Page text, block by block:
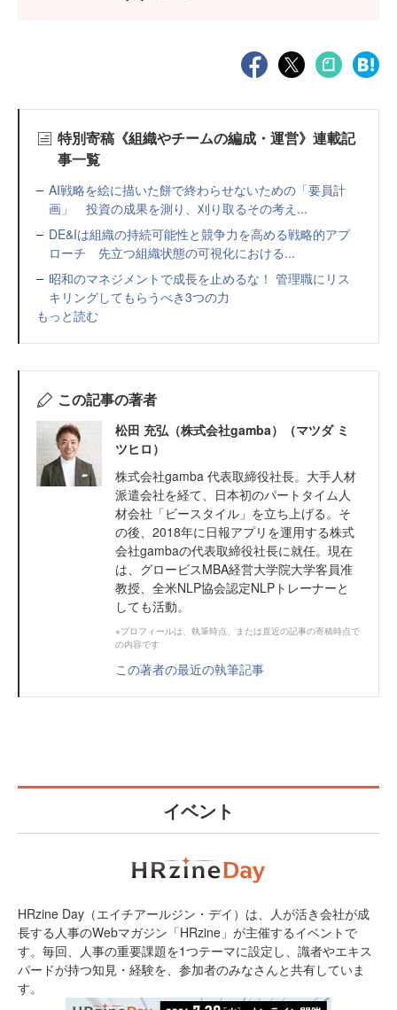
特別寄稿《組織やチームの編成・運営》連載記
事一覧
AI戦略を絵に描いた餅で終わらせないための「要員計
画」 投資の成果を測り、刈り取るその考え...
DE&Iは組織の持続可能性と競争力を高める戦略的アプ
ローチ 先立つ組織状態の可視化における...
昭和のマネジメントで成長を止めるな！ 管理職にリス
キリングしてもらうべき3つの力
もっと読む
この記事の著者
松田 充弘（株式会社gamba）（マツダ ミ
ツヒロ）
株式会社gamba 代表取締役社長。大手人材
派遣会社を経て、日本初のパートタイム人
材会社「ビースタイル」を立ち上げる。そ
の後、2018年に日報アプリを運用する株式
会社gambaの代表取締役社長に就任。現在
は、グロービスMBA経営大学院大学客員准
教授、全米NLP協会認定NLPトレーナーと
しても活動。
※プロフィールは、執筆時点、または直近の記事の寄稿時点で
の内容です
この著者の最近の執筆記事
イベント
HRzine Day（エイチアールジン・デイ）は、人が活き会社が成
長する人事のWebマガジン「HRzine」が主催するイベントで
す。毎回、人事の重要課題を1つテーマに設定し、識者やエキス
パードが持つ知見・経験を、参加者のみなさんと共有していま
す。